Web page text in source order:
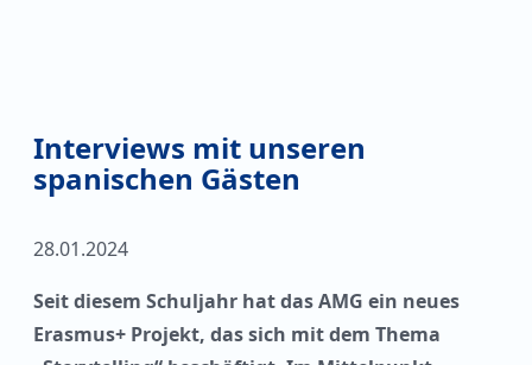
Interviews mit unseren
spanischen Gästen
28.01.2024
Seit diesem Schuljahr hat das AMG ein neues
Erasmus+ Projekt, das sich mit dem Thema